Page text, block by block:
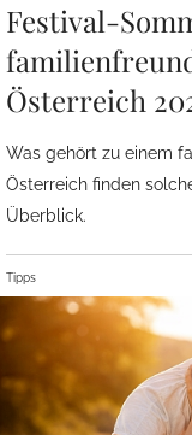
Festival-
Österreich
Was gehört zu einem
Österreich finden
Überblick.
Tipps